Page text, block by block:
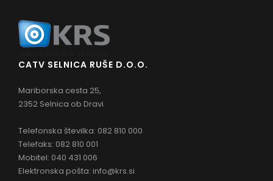
CATV SELNICA RUŠE D.O.O.
Mariborska cesta 25,
2352 Selnica ob Dravi
Telefonska številka: 082 810 000
Telefaks: 082 810 001
Mobitel: 040 431 006
Elektronska pošta: info@krs.si